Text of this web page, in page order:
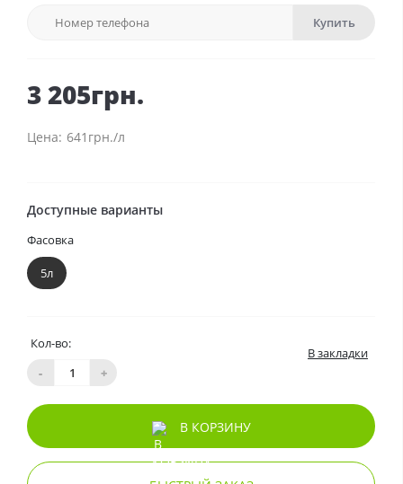
Купить
3 205грн.
641грн./л
Доступные варианты
Фасовка
5л
Кол-во:
-
+
В закладки
В КОРЗИНУ